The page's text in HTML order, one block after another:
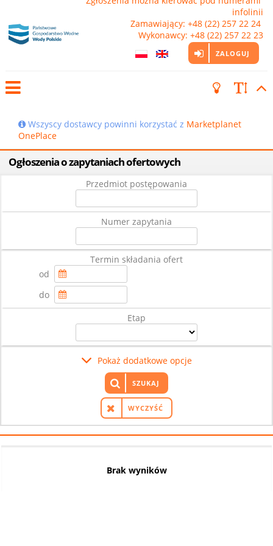
infolinii
Zamawiający: +48 (22) 257 22 24
Wykonawcy: +48 (22) 257 22 23
ZALOGUJ
Wszyscy dostawcy powinni korzystać z Marketplanet
OnePlace
Ogłoszenia o zapytaniach ofertowych
Przedmiot postępowania
Numer zapytania
Termin składania ofert
od
do
Etap
Pokaż dodatkowe opcje
WYCZYŚĆ
SZUKAJ
Brak wyników